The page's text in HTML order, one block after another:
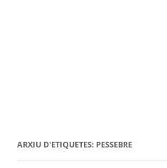
ARXIU D'ETIQUETES: PESSEBRE